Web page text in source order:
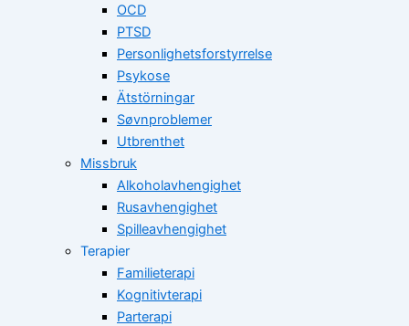
OCD
PTSD
Personlighetsforstyrrelse
Psykose
Ätstörningar
Søvnproblemer
Utbrenthet
Missbruk
Alkoholavhengighet
Rusavhengighet
Spilleavhengighet
Terapier
Familieterapi
Kognitivterapi
Parterapi